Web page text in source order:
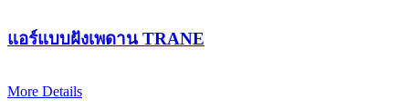
แอร์แบบฝังเพดาน TRANE
More Details